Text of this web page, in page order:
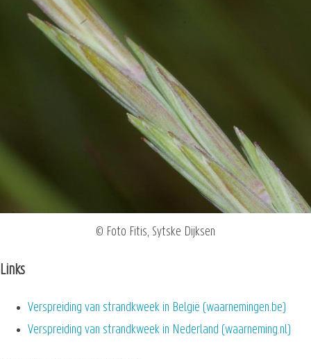
© Foto Fitis, Sytske Dijksen
Links
Verspreiding van strandkweek in België (waarnemingen.be)
Verspreiding van strandkweek in Nederland (waarneming.nl)